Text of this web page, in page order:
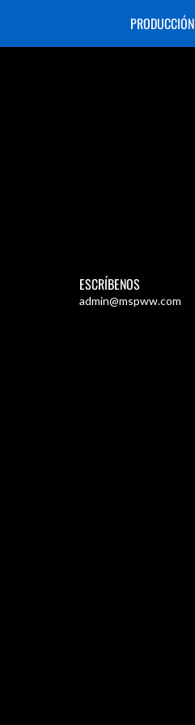
PRODUCCIÓN
ESCRÍBENOS
admin@mspww.com